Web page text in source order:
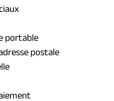
portable
postale